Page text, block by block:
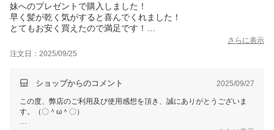
妹へのプレゼントで購入しました！
早く髪が乾く気がすると喜んでくれました！
とてもお安く買えたので満足です！
さらに表示
注文日：2025/09/25
ショップからのコメント 2025/09/27
この度、弊店のご利用及び使用感想を頂き、誠にありがとうございま
す。（〇＾ω＾〇）